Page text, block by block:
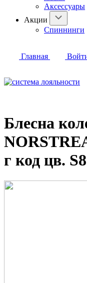
Аксессуары
Акции
Спиннинги
Главная
Блесна
г код цв. S8